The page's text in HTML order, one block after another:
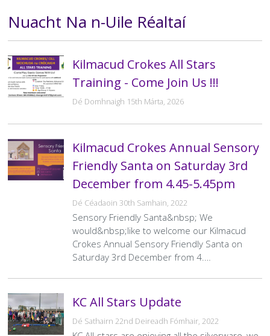
Téasc
Nuacht Na n-Uile Réaltaí
Kilmacud Crokes All Stars
Training - Come Join Us !!!
Dé Domhnaigh 15th Márta, 2026
Kilmacud Crokes Annual Sensory
Friendly Santa on Saturday 3rd
December from 4.45-5.45pm
Dé Céadaoin 30th Samhain, 2022
Sensory Friendly Santa&nbsp; We
would&nbsp;like to welcome our Kilmacud
Crokes Annual Sensory Friendly Santa on
Saturday 3rd December from 4.…
KC All Stars Update
Dé Sathairn 22nd Deireadh Fómhair, 2022